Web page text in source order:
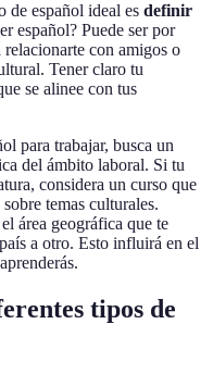
de español ideal es definir
español? Puede ser por
con amigos o
Tener claro tu
se alinee con tus
para trabajar, busca un
del ámbito laboral. Si tu
considera un curso que
temas culturales.
área geográfica que te
a otro. Esto influirá en el
tipos de